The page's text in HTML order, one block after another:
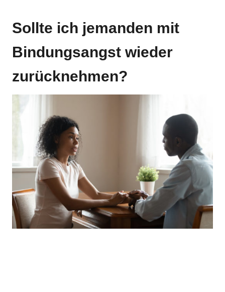
Sollte ich jemanden mit
Bindungsangst wieder
zurücknehmen?